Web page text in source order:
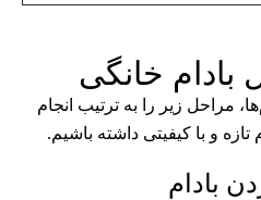
بادام خانگی
مراحل زیر را به ترتیب انجام
تازه و با کیفیتی داشته باشیم.
بادام